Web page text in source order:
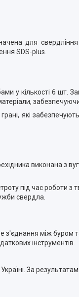
для
SDS-plus.
кількості 6 шт.
які
виконана з
під час роботи
свердла.
з'єднання між
інструментів.
За